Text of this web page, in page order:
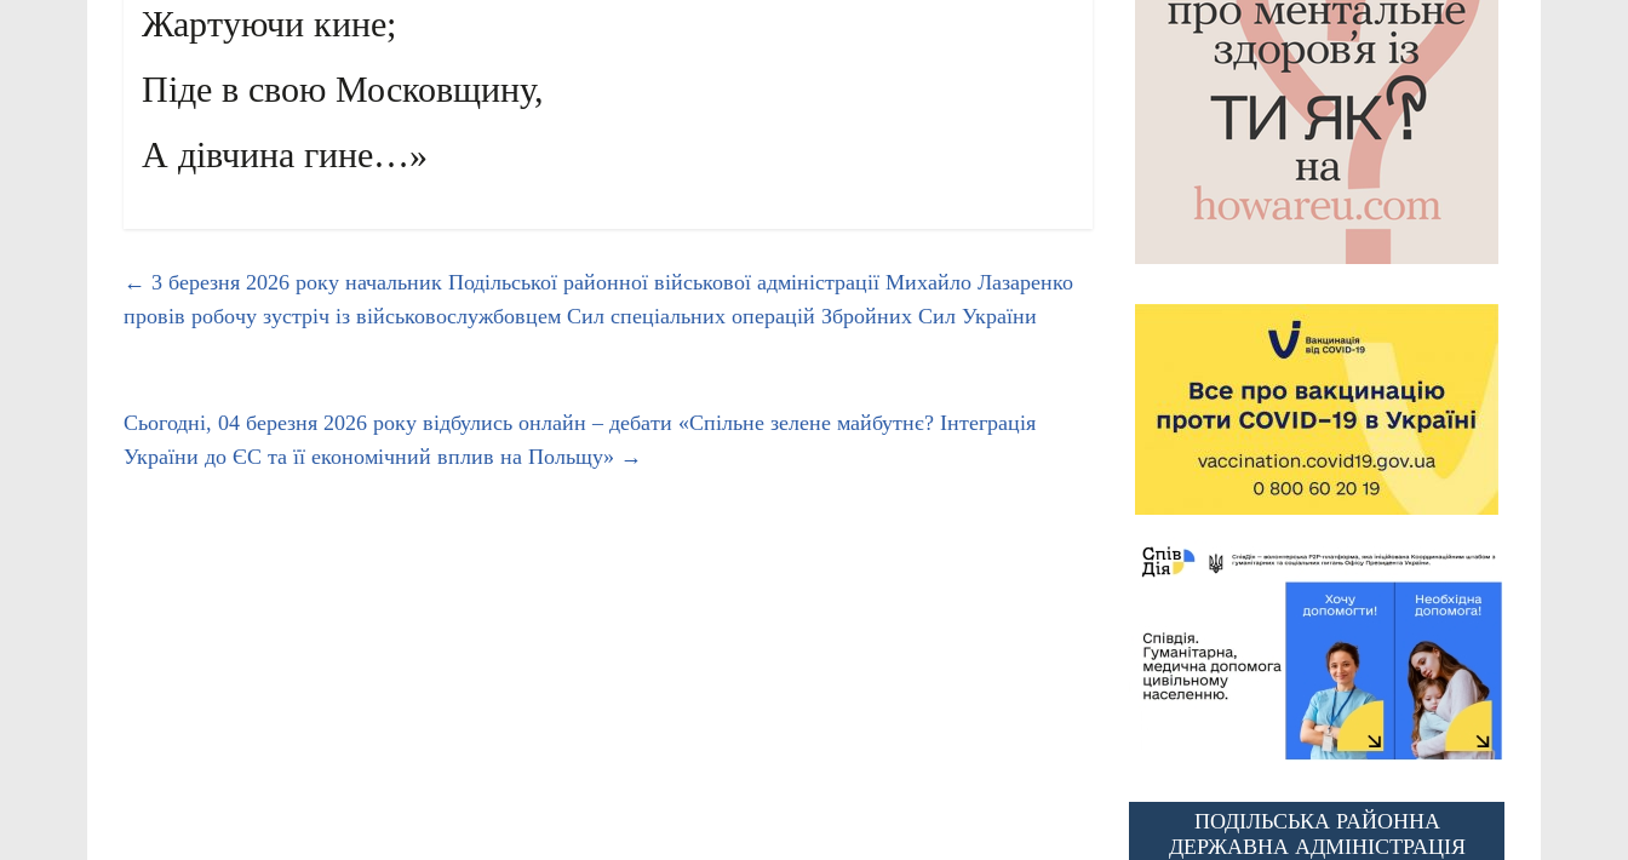
Жартуючи кине;
Піде в свою Московщину,
А дівчина гине…»
← 3 березня 2026 року начальник Подільської районної військової адміністрації Михайло Лазаренко
провів робочу зустріч із військовослужбовцем Сил спеціальних операцій Збройних Сил України
Сьогодні, 04 березня 2026 року відбулись онлайн – дебати «Спільне зелене майбутнє? Інтеграція
України до ЄС та її економічний вплив на Польщу» →
ПОДІЛЬСЬКА РАЙОННА
ДЕРЖАВНА АДМІНІСТРАЦІЯ